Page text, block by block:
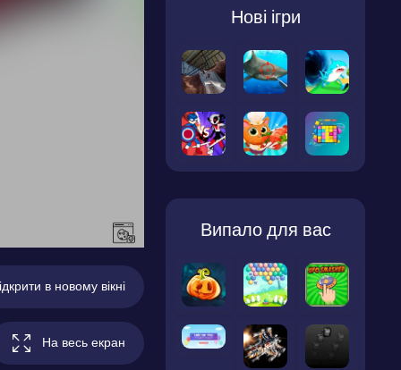
в новому вікні
На весь екран
Нові ігри
Випало для вас